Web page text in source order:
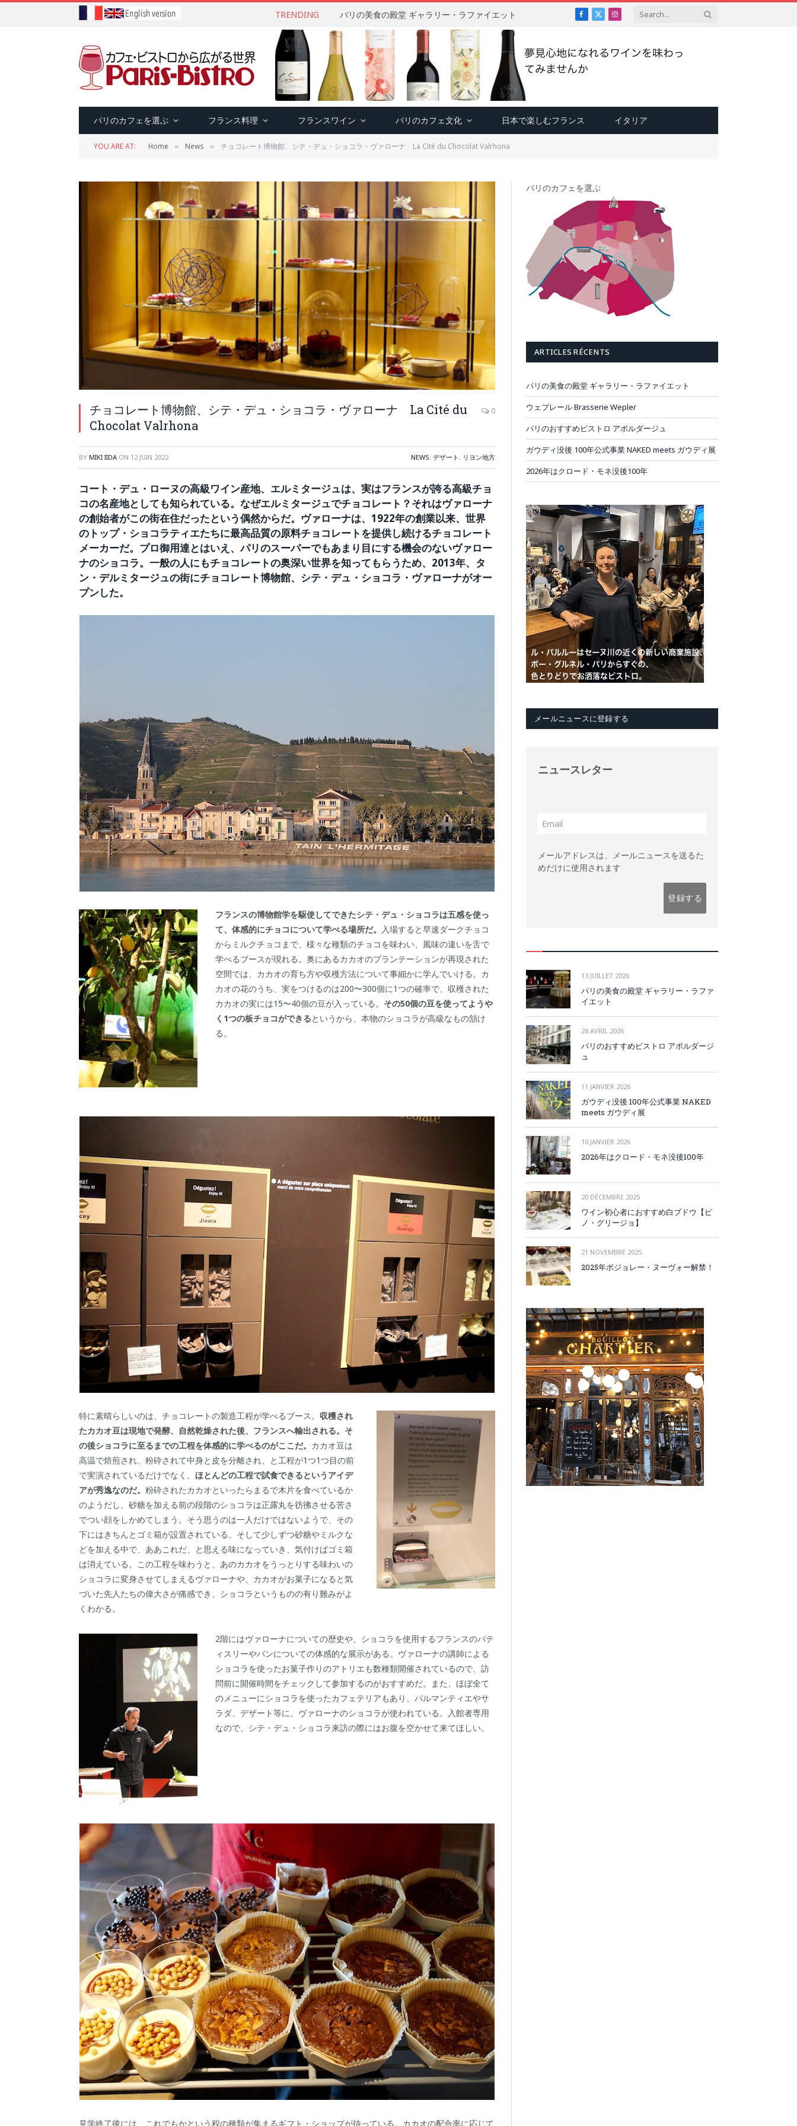
TRENDING パリの美食の殿堂 ギャラリー・ラファイエット Facebook
X
Instagram
パリのカフェを選ぶ フランス料理 フランスワイン パリのカフェ文化 日本で楽しむフランス イタリア
YOU ARE AT: Home » News » チョコレート博物館、シテ・デュ・ショコラ・ヴァローナ La Cité du Chocolat Valrhona
チョコレート博物館、シテ・デュ・ショコラ・ヴァローナ La Cité du
Chocolat Valrhona
0
BY MIKI IIDA ON 12 JUIN 2022 NEWS, デザート , リヨン地方
コート・デュ・ローヌの高級ワイン産地、エルミタージュは、実はフランスが誇る高級チョ
コの名産地としても知られている。なぜエルミタージュでチョコレート？それはヴァローナ
の創始者がこの街在住だったという偶然からだ。ヴァローナは、1922年の創業以来、世界
のトップ・ショコラティエたちに最高品質の原料チョコレートを提供し続けるチョコレート
メーカーだ。プロ御用達とはいえ、パリのスーパーでもあまり目にする機会のないヴァロー
ナのショコラ。一般の人にもチョコレートの奥深い世界を知ってもらうため、2013年、タ
ン・デルミタージュの街にチョコレート博物館、シテ・デュ・ショコラ・ヴァローナがオー
プンした。
フランスの博物館学を駆使してできたシテ・デュ・ショコラは五感を使っ
て、体感的にチョコについて学べる場所だ。 入場すると早速ダークチョコ
からミルクチョコまで、様々な種類のチョコを味わい、風味の違いを舌で
学べるブースが現れる。奥にあるカカオのプランテーションが再現された
空間では、カカオの育ち方や収穫方法について事細かに学んでいける。カ
カオの花のうち、実をつけるのは200〜300個に1つの確率で、収穫された
カカオの実には15〜40個の豆が入っている。 その50個の豆を使ってようや
く1つの板チョコができるというから、本物のショコラが高級なもの頷け
る。
特に素晴らしいのは、チョコレートの製造工程が学べるブース。 収穫され
たカカオ豆は現地で発酵、自然乾燥された後、フランスへ輸出される。そ
の後ショコラに至るまでの工程を体感的に学べるのがここだ。 カカオ豆は
高温で焙煎され、粉砕されて中身と皮を分離され、と工程が1つ1つ目の前
で実演されているだけでなく、 ほとんどの工程で試食できるというアイデ
アが秀逸なのだ。 粉砕されたカカオといったらまるで木片を食べているか
のようだし、砂糖を加える前の段階のショコラは正露丸を彷彿させる苦さ
でつい顔をしかめてしまう。そう思うのは一人だけではないようで、その
下にはきちんとゴミ箱が設置されている。そして少しずつ砂糖やミルクな
どを加える中で、ああこれだ、と思える味になっていき、気付けばゴミ箱
は消えている。この工程を味わうと、あのカカオをうっとりする味わいの
ショコラに変身させてしまえるヴァローナや、カカオがお菓子になると気
づいた先人たちの偉大さが痛感でき、ショコラというものの有り難みがよ
くわかる。
2階にはヴァローナについての歴史や、ショコラを使用するフランスのパテ
ィスリーやパンについての体感的な展示がある。ヴァローナの講師による
ショコラを使ったお菓子作りのアトリエも数種類開催されているので、訪
問前に開催時間をチェックして参加するのがおすすめだ。また、ほぼ全て
のメニューにショコラを使ったカフェテリアもあり、パルマンティエやサ
ラダ、デザート等に、ヴァローナのショコラが使われている。入館者専用
なので、シテ・デュ・ショコラ来訪の際にはお腹を空かせて来てほしい。
見学終了後には、これでもかという程の種類が集まるギフト・ショップが待っている。カカオの配合率に応じて
パリのカフェを選ぶ
ARTICLES RÉCENTS
パリの美食の殿堂 ギャラリー・ラファイエット
ウェプレール Brasserie Wepler
パリのおすすめビストロ アボルダージュ
ガウディ没後 100年公式事業 NAKED meets ガウディ展
2026年はクロード・モネ没後100年
メールニュースに登録する
ニュースレター
メールアドレスは、メールニュースを送るた
めだけに使用されます
13 JUILLET 2026
パリの美食の殿堂 ギャラリー・ラファ
イエット
28 AVRIL 2026
パリのおすすめビストロ アボルダージ
ュ
11 JANVIER 2026
ガウディ没後 100年公式事業 NAKED
meets ガウディ展
10 JANVIER 2026
2026年はクロード・モネ没後100年
20 DÉCEMBRE 2025
ワイン初心者におすすめ白ブドウ【ピ
ノ・グリージョ】
21 NOVEMBRE 2025
2025年ボジョレー・ヌーヴォー解禁！